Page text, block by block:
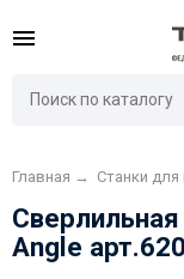
Главная → Станки
Angle